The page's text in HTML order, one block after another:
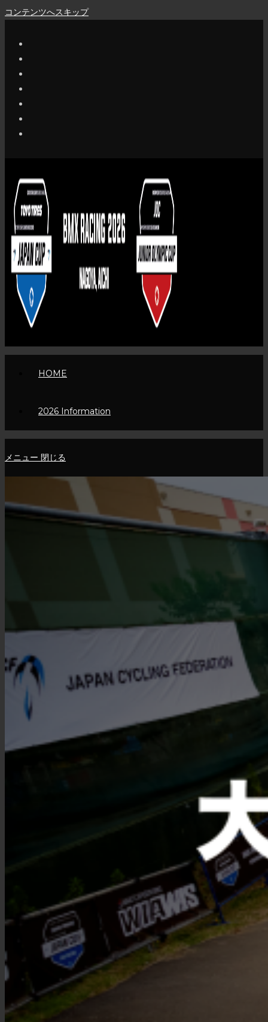
コンテンツへスキップ
HOME
2026 Information
メニュー 閉じる